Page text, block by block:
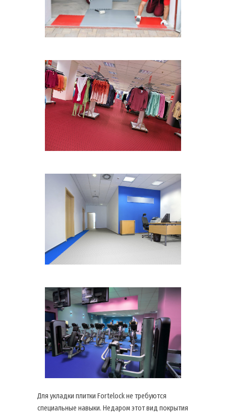
Для укладки плитки Fortelock не требуются
специальные навыки. Недаром этот вид покрытия